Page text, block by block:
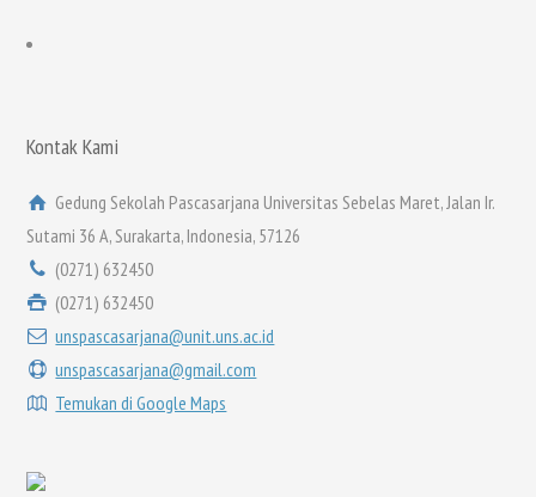
Kontak Kami
Gedung Sekolah Pascasarjana Universitas Sebelas Maret, Jalan Ir.
Sutami 36 A, Surakarta, Indonesia, 57126
(0271) 632450
(0271) 632450
unspascasarjana@unit.uns.ac.id
unspascasarjana@gmail.com
Temukan di Google Maps